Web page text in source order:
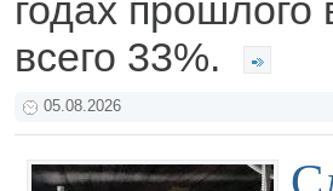
годах прошлого
всего 33%.
05.08.2026